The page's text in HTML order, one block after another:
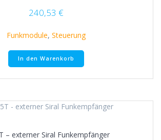
240,53 €
Funkmodule, Steuerung
In den Warenkorb
– externer Siral Funkempfänger